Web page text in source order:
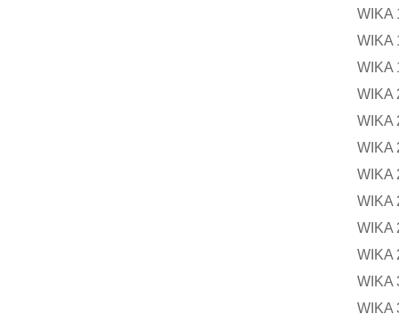
WIKA
WIKA
WIKA
WIKA
WIKA
WIKA
WIKA
WIKA
WIKA
WIKA
WIKA
WIKA